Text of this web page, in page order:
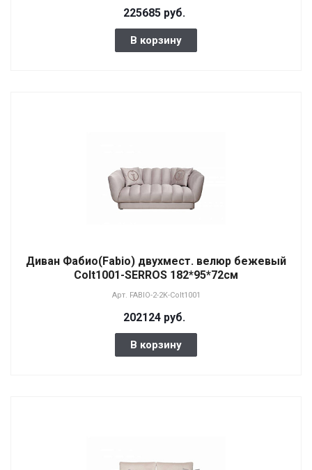
225685 руб.
В корзину
Диван Фабио(Fabio) двухмест. велюр бежевый
Colt1001-SERROS 182*95*72см
Арт. FABIO-2-2K-Colt1001
202124 руб.
В корзину